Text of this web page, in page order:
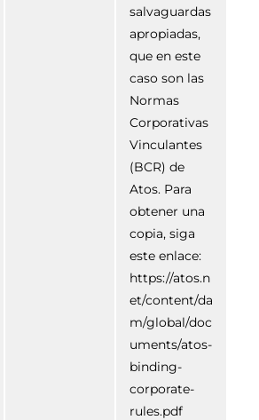
salvaguardas
apropiadas,
que en este
caso son las
Normas
Corporativas
Vinculantes
(BCR) de
Atos. Para
obtener una
copia, siga
este enlace:
https://atos.n
et/content/da
m/global/doc
uments/atos-
binding-
corporate-
rules.pdf